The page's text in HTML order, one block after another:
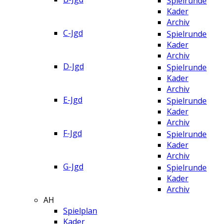
Kader
Archiv
C-Jgd
Spielrunde
Kader
Archiv
D-Jgd
Spielrunde
Kader
Archiv
E-Jgd
Spielrunde
Kader
Archiv
F-Jgd
Spielrunde
Kader
Archiv
G-Jgd
Spielrunde
Kader
Archiv
AH
Spielplan
Kader